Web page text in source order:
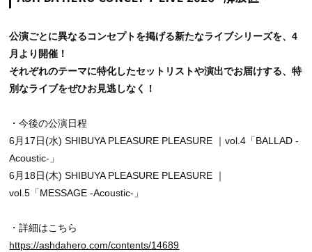
公演ごとに異なるコンセプトを掲げる新たなライブシリーズを、4
月より開催！
それぞれのテーマに特化したセットリストや演出でお届けする、特
別なライブをぜひお見逃しなく！
・今後の公演日程
6月17日(水) SHIBUYA PLEASURE PLEASURE ｜vol.4「BALLAD -
Acoustic-」
6月18日(木) SHIBUYA PLEASURE PLEASURE ｜
vol.5「MESSAGE -Acoustic-」
・詳細はこちら
https://ashdahero.com/contents/14689